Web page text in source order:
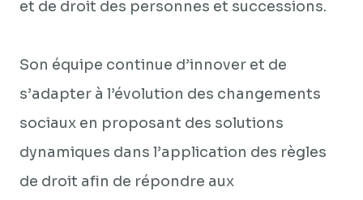
et de droit des personnes et successions.
Son équipe continue d’innover et de
s’adapter à l’évolution des changements
sociaux en proposant des solutions
dynamiques dans l’application des règles
de droit afin de répondre aux